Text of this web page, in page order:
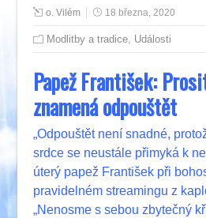
o. Vilém 18 března, 2020
Modlitby a tradice, Události
Papež František:
znamená odpouštět
„Odpouštět není snadné,
srdce se neustále přimyká k
úterý papež František při
pravidelném streamingu z
„Nenosme s sebou zbytečný